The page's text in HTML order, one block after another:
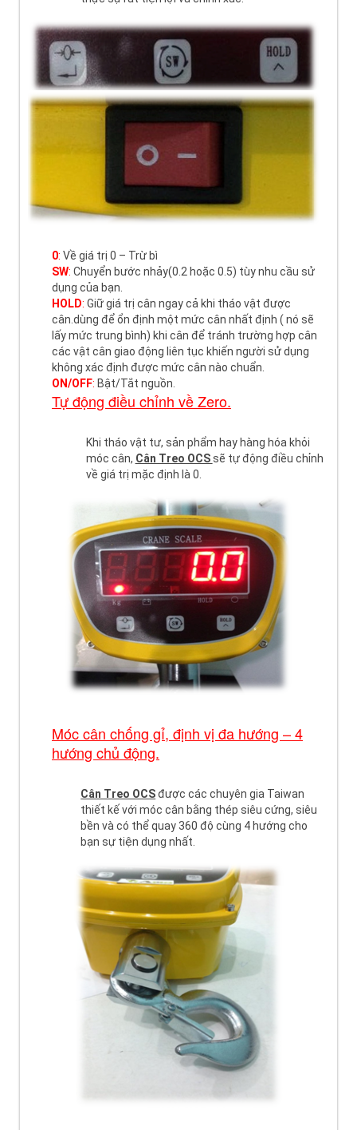
0: Về giá trị 0 – Trừ bì
SW: Chuyển bước nhảy(0.2 hoặc 0.5) tùy nhu cầu sử
dụng của bạn.
HOLD: Giữ giá trị cân ngay cả khi tháo vật được
cân.dùng để ổn định một mức cân nhất định ( nó sẽ
lấy mức trung bình) khi cân để tránh trường hợp cân
các vật cân giao động liên tục khiến người sử dụng
không xác định được mức cân nào chuẩn.
ON/OFF: Bật/Tắt nguồn.
Tự động điều chỉnh về Zero.
Khi tháo vật tư, sản phẩm hay hàng hóa khỏi
móc cân, Cân Treo OCSsẽ tự động điều chỉnh
về giá trị mặc định là 0.
Móc cân chống gỉ, định vị đa hướng – 4
hướng chủ động.
Cân Treo OCSđược các chuyên gia Taiwan
thiết kế với móc cân bằng thép siêu cứng, siêu
bền và có thể quay 360 độ cùng 4 hướng cho
bạn sự tiện dụng nhất.